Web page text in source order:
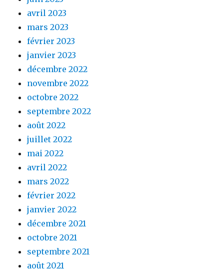
avril 2023
mars 2023
février 2023
janvier 2023
décembre 2022
novembre 2022
octobre 2022
septembre 2022
août 2022
juillet 2022
mai 2022
avril 2022
mars 2022
février 2022
janvier 2022
décembre 2021
octobre 2021
septembre 2021
août 2021